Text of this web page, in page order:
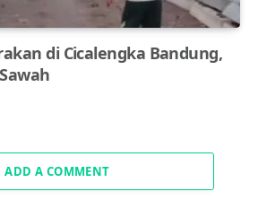
di Cicalengka Bandung,
ADD A COMMENT